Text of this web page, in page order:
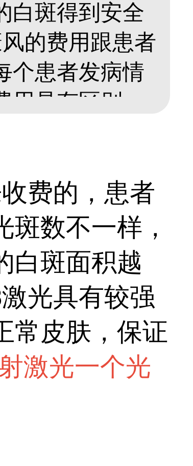
白斑得到安全
的费用跟患者
个患者发病情
用是有区别
费的，患者
数不一样，
白斑面积越
光具有较强
常皮肤，保证
激光一个光